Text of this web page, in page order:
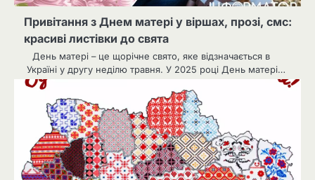
Привітання з Днем матері у віршах, прозі, смс:
красиві листівки до свята
День матері – це щорічне свято, яке відзначається в
Україні у другу неділю травня. У 2025 році День матері…